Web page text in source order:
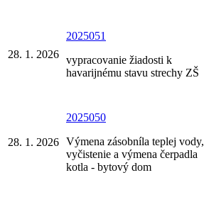
28. 1. 2026
2025051
vypracovanie žiadosti k
havarijnému stavu strechy ZŠ
28. 1. 2026
2025050
Výmena zásobníla teplej vody,
vyčistenie a výmena čerpadla
kotla - bytový dom